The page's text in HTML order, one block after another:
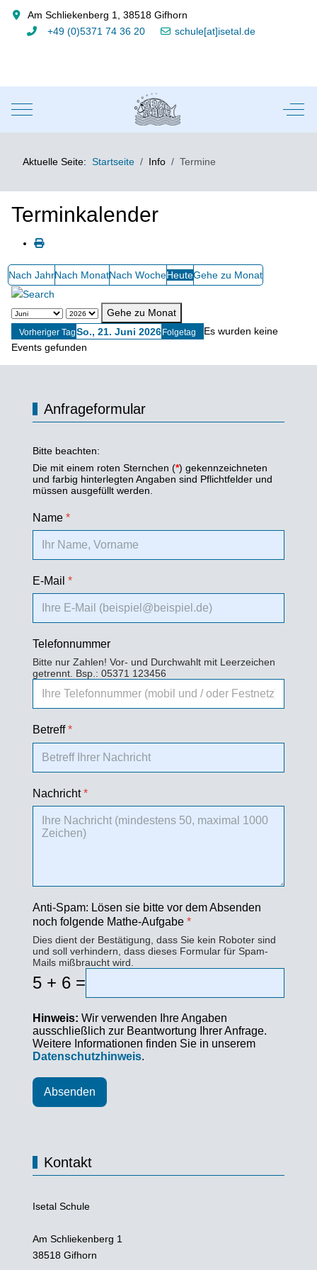
Am Schliekenberg 1, 38518 Gifhorn
+49 (0)5371 74 36 20
schule[at]isetal.de
Mobile Menu Toggle Off-
Aktuelle Seite:Startseite Info Termine
Terminkalender
Nach JahrNach MonatNach WocheHeuteGehe zu Monat
Gehe zu Monat
Vorheriger TagSo., 21. Juni 2026 Folgetag
Es wurden keine
Events gefunden
Anfrageformular
Bitte beachten:
Die mit einem roten Sternchen (*) gekennzeichneten
und farbig hinterlegten Angaben sind Pflichtfelder und
müssen ausgefüllt werden.
Name*
E-Mail*
Telefonnummer
Bitte nur Zahlen! Vor- und Durchwahlt mit Leerzeichen
getrennt. Bsp.: 05371 123456
Betreff*
Nachricht*
Anti-Spam: Lösen sie bitte vor dem Absenden
noch folgende Mathe-Aufgabe*
Dies dient der Bestätigung, dass Sie kein Roboter sind
und soll verhindern, dass dieses Formular für Spam-
Mails mißbraucht wird.
5 + 6 =
Hinweis: Wir verwenden Ihre Angaben
ausschließlich zur Beantwortung Ihrer Anfrage.
Weitere Informationen finden Sie in unserem
Datenschutzhinweis.
Absenden
Kontakt
Isetal Schule
Am Schliekenberg 1
38518 Gifhorn